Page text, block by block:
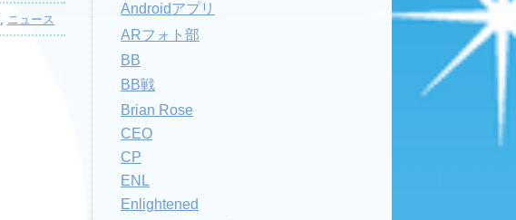
, ニュース
Androidアプリ
ARフォト部
BB
BB戦
Brian Rose
CEO
CP
ENL
Enlightened